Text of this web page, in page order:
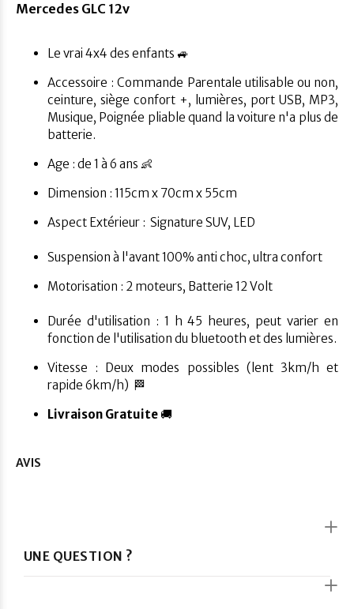
Mercedes GLC 12v
Le vrai 4x4 des enfants 🚙
Accessoire : Commande Parentale utilisable ou non,
ceinture, siège confort +, lumières, port USB, MP3,
Musique, Poignée pliable quand la voiture n'a plus de
batterie.
Age : de 1 à 6 ans 👶
Dimension : 115cm x 70cm x 55cm
Aspect Extérieur : Signature SUV, LED
Suspension à l'avant 100% anti choc, ultra confort
Motorisation : 2 moteurs, Batterie 12 Volt
Durée d'utilisation : 1 h 45 heures, peut varier en
fonction de l'utilisation du bluetooth et des lumières.
Vitesse : Deux modes possibles (lent 3km/h et
rapide 6km/h) 🏁
Livraison Gratuite 🚚
AVIS
UNE QUESTION ?